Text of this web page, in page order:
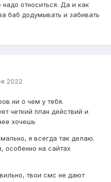
относиться. Да и как
баб додумывать и забивать
2022
ни о чем у тебя.
четкий план действий и
хочешь
я всегда так делаю.
особенно на сайтах
твои смс не дают